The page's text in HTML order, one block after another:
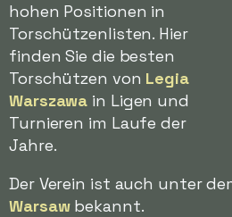
hohen Positionen in
Torschützenlisten. Hier
finden Sie die besten
Torschützen von Legia
Warszawa in Ligen und
Turnieren im Laufe der
Jahre.
Der Verein ist auch unter
Warsawbekannt.